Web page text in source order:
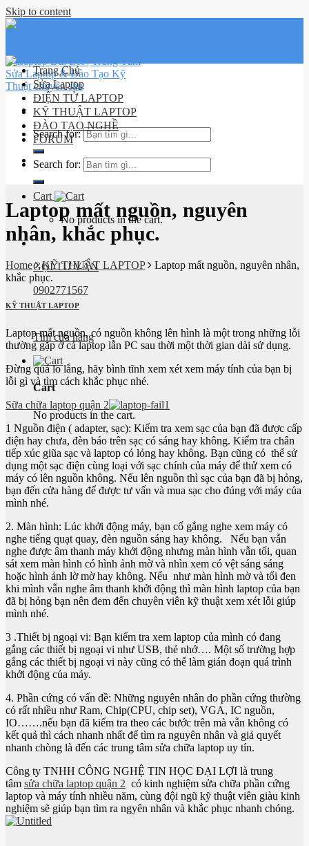
Skip to content
Search for:
Lịch sử
Cart
No products in the cart.
GỌI TƯ VẤN
0902771567
Tìm cửa hàng
Cart
No products in the cart.
Trang Chủ
Sửa Laptop
ĐIỆN TỬ LAPTOP
KỸ THUẬT LAPTOP
ĐÀO TẠO NGHỀ
FORUM
Search for:
Laptop mất nguồn, nguyên
nhân, khắc phục.
Home KỸ THUẬT LAPTOP
Laptop mất nguồn, nguyên nhân,
khắc phục.
KỸ THUẬT LAPTOP
Laptop mất nguồn, có nguồn không lên hình là một trong những lỗi
thường gặp ở cả laptop lẫn PC sau thời một thời gian dài sử dụng.
Đừng quá lo lắng, hãy bình tĩnh xem xét xem máy tính của bạn bị
lỗi gì và tìm cách khắc phục nhé.
Sữa chữa laptop quận 2
1 Nguồn điện ( adapter, sạc): Kiểm tra xem sạc của bạn đã được cấp
điện hay chưa, đèn báo trên sạc có sáng hay không. Kiểm tra chân
tiếp xúc giũa sạc và laptop có lỏng hay không. Bạn cũng có thể sử
dụng một sạc điện cùng loại với sạc chính của máy để thử xem có
máy có lên nguồn không. Nếu lên nguồn thì sạc của bạn đã bị hỏng,
bạn đến cửa hàng để được tư vấn và mua sạc cho đúng với máy của
mình nhé.
2. Màn hình: Lúc khởi động máy, bạn cố gắng nghe xem máy có
nghe tiếng quạt quay, đèn nguồn sáng hay không. Nếu bạn vẫn
nghe được âm thanh máy khởi động nhưng màn hình vẫn tối, quan
sát xem màn hình có hình ảnh mờ và nhìn xem có vệt sáng sáng
hoặc hình ảnh lờ mờ hay không. Nếu như màn hình mờ và tối đen
khi mình vẫn nghe âm thanh khởi động thì màn hình laptop của bạn
đã bị hỏng bạn nên đem đến chuyên viên kỹ thuật xem xét lỗi giúp
mình nhé.
3 .Thiết bị ngoại vi: Bạn kiểm tra xem laptop của mình có đang
gắng các thiết bị ngoại vi như USB, thẻ nhớ…. Một số trường hợp
gắng các thiết bị ngoại vi này cũng có thể làm gián đoạn quá trình
khởi động của máy.
4. Phần cứng có vấn đề: Những nguyên nhân do phần cứng thường
có rất nhiều như Ram, Chip(CPU, chip set), VGA, IC nguồn,
IO…….nếu bạn đã kiểm tra theo các bước trên mà vẫn không có
kết quả thì cách nhanh nhất để tìm ra nguyên nhân và giả quyết
nhanh chòng là đến các trung tâm sửa chữa laptop uy tín.
Công ty TNHH CÔNG NGHỆ TIN HỌC ĐẠI LỢI là trung
tâm sửa chữa laptop quận 2 có kinh nghiệm sửa chữa phần cứng
laptop và máy tính nhiều năm, cùng đội ngũ kỹ thuật viên giàu kinh
nghiệm sẽ giúp bạn tìm ra ngyên nhân và khắc phục nhanh chóng.